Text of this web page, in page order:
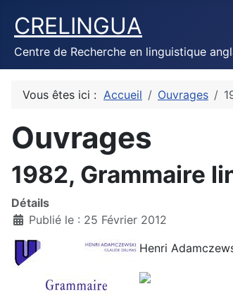
CRELINGUA
Centre de Recherche en linguistique
Vous êtes ici : Accueil Ouvrages
Ouvrages
1982, Grammaire
Détails
Publié le : 25 Février 2012
Henri